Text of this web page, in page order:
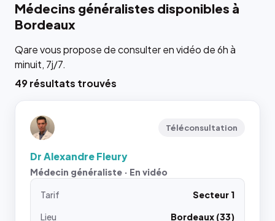
Médecins généralistes disponibles à
Bordeaux
Qare vous propose de consulter en vidéo de 6h à
minuit, 7j/7.
49 résultats trouvés
Téléconsultation
Dr Alexandre Fleury
Médecin généraliste · En vidéo
Tarif
Secteur 1
Lieu
Bordeaux (33)